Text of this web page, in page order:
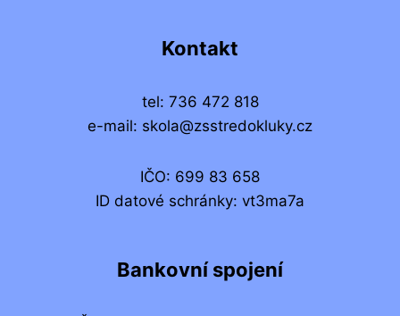
Kontakt
tel: 736 472 818
e-mail: skola@zsstredokluky.cz
IČO: 699 83 658
ID datové schránky: vt3ma7a
Bankovní spojení